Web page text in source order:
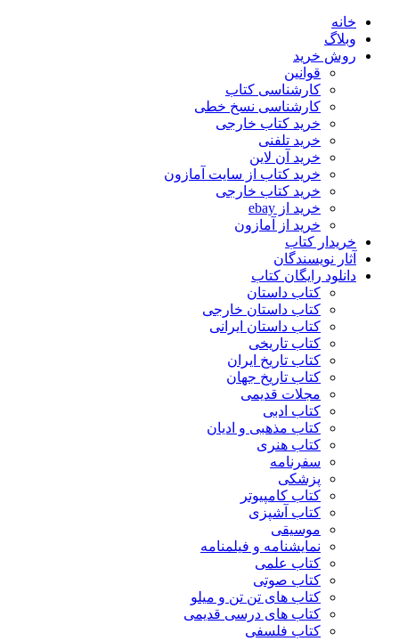
خانه
وبلاگ
روش خرید
قوانین
کارشناسی کتاب
کارشناسی نسخ خطی
خرید کتاب خارجی
خرید تلفنی
خرید آن لاین
خرید کتاب از سایت آمازون
خرید کتاب خارجی
خرید از ebay
خرید از آمازون
خریدار کتاب
آثار نویسندگان
دانلود رایگان کتاب
کتاب داستان
کتاب داستان خارجی
کتاب داستان ایرانی
کتاب تاریخی
کتاب تاریخ ایران
کتاب تاریخ جهان
مجلات قدیمی
کتاب ادبی
کتاب مذهبی و ادیان
کتاب هنری
سفرنامه
پزشکی
کتاب کامپیوتر
کتاب آشپزی
موسیقی
نمایشنامه و فیلمنامه
کتاب علمی
کتاب صوتی
کتاب های تن تن و میلو
کتاب های درسی قدیمی
کتاب فلسفی